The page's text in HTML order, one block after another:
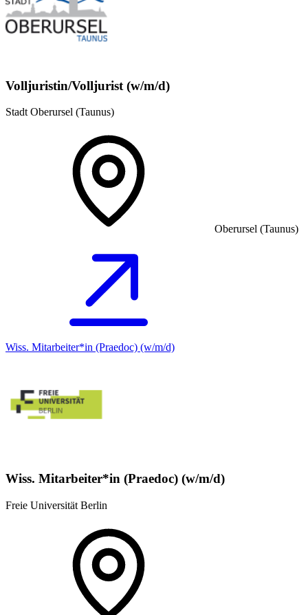
Volljuristin/Volljurist (w/m/d)
Stadt Oberursel (Taunus)
Oberursel (Taunus)
Wiss. Mitarbeiter*in (Praedoc) (w/m/d)
Wiss. Mitarbeiter*in (Praedoc) (w/m/d)
Freie Universität Berlin